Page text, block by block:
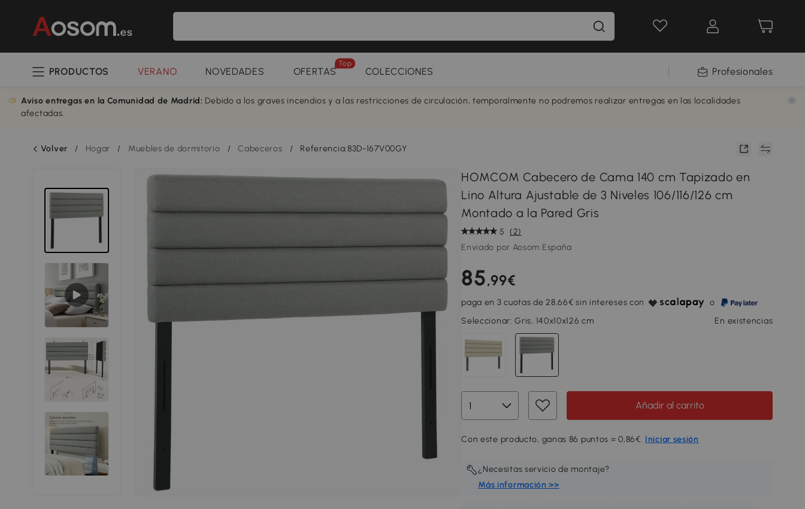
PRODUCTOS VERANO NOVEDADES OFERTAS
Top
COLECCIONES Profesionales
Aviso entregas en la Comunidad de Madrid: Debido a los graves incendios y a las restricciones de circulación, temporalmente no podremos realizar entregas en las localidades
afectadas.
Volver / Hogar / Muebles de dormitorio / Cabeceros / Referencia:83D-167V00GY
HOMCOM Cabecero de Cama 140 cm Tapizado en
Lino Altura Ajustable de 3 Niveles 106/116/126 cm
Montado a la Pared Gris
5
(2)
Enviado por Aosom España
85,99€
paga en 3 cuotas de 28,66€ sin intereses con
o
Seleccionar:Gris, 140x10x126 cm En existencias
Añadir al carrito
Con este producto, ganas 86 puntos = 0,86€. Iniciar sesión
¿Necesitas servicio de montaje?
Más información >>